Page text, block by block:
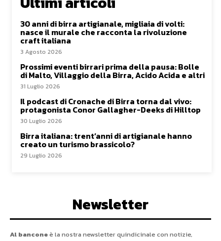
30 anni di birra artigianale, migliaia di volti:
nasce il murale che racconta la rivoluzione
craft italiana
3 Agosto 2026
Prossimi eventi birrari prima della pausa: Bolle
di Malto, Villaggio della Birra, Acido Acida e altri
31 Luglio 2026
Il podcast di Cronache di Birra torna dal vivo:
protagonista Conor Gallagher-Deeks di Hilltop
30 Luglio 2026
Birra italiana: trent’anni di artigianale hanno
creato un turismo brassicolo?
29 Luglio 2026
Newsletter
Al banconeè la nostra newsletter quindicinale con notizie,